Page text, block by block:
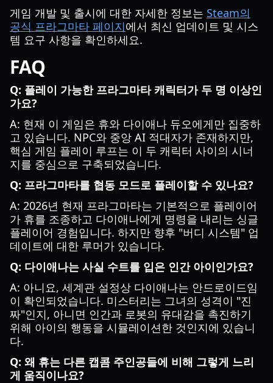
게임 개발 및 출시에 대한 자세한 정보는 Steam의
공식 프라그마타 페이지에서 최신 업데이트 및 시스
템 요구 사항을 확인하세요.
FAQ
Q: 플레이 가능한 프라그마타 캐릭터가 두 명 이상인
가요?
A: 현재 이 게임은 휴와 다이애나 듀오에게만 집중하
고 있습니다. NPC와 중앙 AI 적대자가 존재하지만,
핵심 게임 플레이 루프는 이 두 캐릭터 사이의 시너
지를 중심으로 구축되었습니다.
Q: 프라그마타를 협동 모드로 플레이할 수 있나요?
A: 2026년 현재 프라그마타는 기본적으로 플레이어
가 휴를 조종하고 다이애나에게 명령을 내리는 싱글
플레이어 경험입니다. 하지만 향후 "버디 시스템" 업
데이트에 대한 루머가 있습니다.
Q: 다이애나는 사실 수트를 입은 인간 아이인가요?
A: 아니요, 세계관 설정상 다이애나는 안드로이드임
이 확인되었습니다. 미스터리는 그녀의 성격이 "진
짜"인지, 아니면 인간과 로봇의 유대감을 촉진하기
위해 아이의 행동을 시뮬레이션한 것인지에 있습니
다.
Q: 왜 휴는 다른 캡콤 주인공들에 비해 그렇게 느리
게 움직이나요?